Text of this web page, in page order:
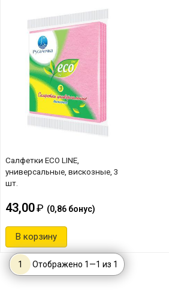
Салфетки ECO LINE,
универсальные, вискозные, 3
шт.
43,00 (0,86 бонус)
В корзину
1 Отображено 1 —1 из 1